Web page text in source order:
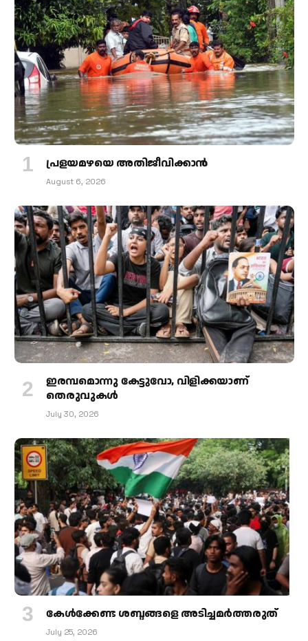
പ്രളയമഴയെ അതിജീവിക്കാന്‍
August 6, 2026
ഇരമ്പമൊന്നു കേട്ടുവോ, വിളിക്കയാണ്
തെരുവുകള്‍
July 30, 2026
കേള്‍ക്കേണ്ട ശബ്ദങ്ങളെ അടിച്ചമര്‍ത്തരുത്
July 25, 2026